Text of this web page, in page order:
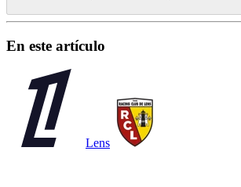
En este artículo
Lens